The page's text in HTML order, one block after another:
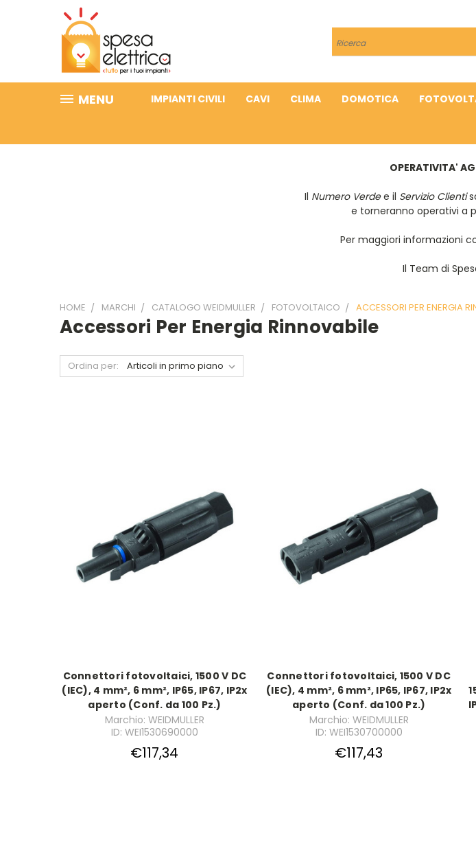
Cerca
MENU IMPIANTI CIVILI CAVI CLIMA DOMOTICA
OPERATIVITA'
Il Numero Verdee il Servizio Clienti
e torneranno operativi a
Per maggiori informazioni
Il Team di
HOME MARCHI CATALOGO WEIDMULLER FOTOVOLTAICO ACCESSORI PER ENERGIA
Accessori Per Energia Rinnovabile
Ordina per:
Connettori fotovoltaici, 1500 V DC
(IEC), 4 mm², 6 mm², IP65, IP67, IP2x
aperto (Conf. da 100 Pz.)
Marchio: WEIDMULLER
ID: WEI1530690000
€117,34
Connettori fotovoltaici, 1500 V DC
(IEC), 4 mm², 6 mm², IP65, IP67, IP2x
aperto (Conf. da 100 Pz.)
Marchio: WEIDMULLER
ID: WEI1530700000
€117,43